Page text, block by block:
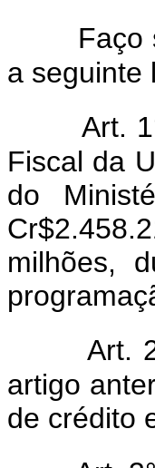
Faço
a seguinte
Art.
Fiscal da
do
milhões,
Art.
artigo
de crédito